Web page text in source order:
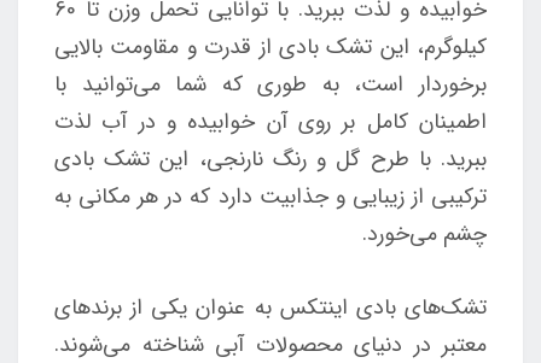
خوابیده و لذت ببرید. با توانایی تحمل وزن تا 60
کیلوگرم، این تشک بادی از قدرت و مقاومت بالایی
برخوردار است، به طوری که شما می‌توانید با
اطمینان کامل بر روی آن خوابیده و در آب لذت
ببرید. با طرح گل و رنگ نارنجی، این تشک بادی
ترکیبی از زیبایی و جذابیت دارد که در هر مکانی به
چشم می‌خورد.
تشک‌های بادی اینتکس به عنوان یکی از برندهای
معتبر در دنیای محصولات آبی شناخته می‌شوند.